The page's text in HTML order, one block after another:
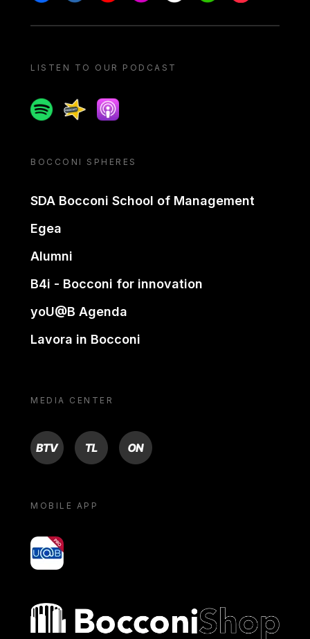
LISTEN TO OUR PODCAST
SpotifySpreakerApple podcast
BOCCONI SPHERES
SDA Bocconi School of Management
Egea
Alumni
B4i - Bocconi for innovation
yoU@B Agenda
Lavora in Bocconi
MEDIA CENTER
BTV TL ON
MOBILE APP
yoU@B
Bocconi shop